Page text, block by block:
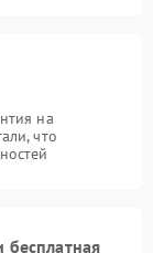
на
что
бесплатная